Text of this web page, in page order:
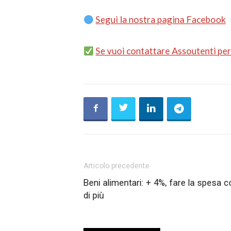
Segui la nostra pagina Facebook
Se vuoi contattare Assoutenti
Articolo precedente
Beni alimentari: + 4%, fare la spesa
di più